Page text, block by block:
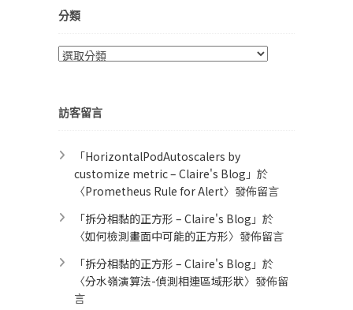
分類
分
訪客留言
「HorizontalPodAutoscalers by
customize metric – Claire's Blog 」於
〈Prometheus Rule for Alert​〉發佈留言
「拆分相黏的正方形 – Claire's Blog 」於
〈如何檢測畫面中可能的正方形〉發佈留言
「拆分相黏的正方形 – Claire's Blog 」於
〈分水嶺演算法-偵測相連區域形狀〉發佈留
言